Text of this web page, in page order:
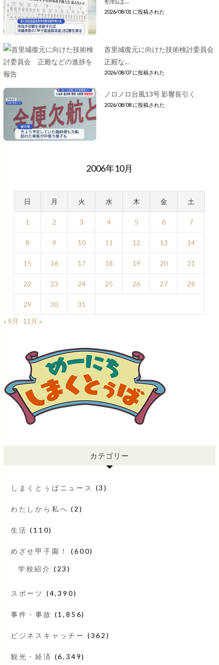
2026/08/01 に投稿された
首里城復元に向けた技術検討委員会
正殿な...
2026/08/07 に投稿された
ノロノロ台風13号 影響長引く
2026/08/08 に投稿された
2006年10月
日 月 火 水 木 金 土
1 2 3 4 5 6 7
8 9 10 11 12 13 14
15 16 17 18 19 20 21
22 23 24 25 26 27 28
29 30
31
« 9月
11月 »
カテゴリー
しまくとぅばニュース (3)
わたしから私へ (2)
生活 (110)
めざせ甲子園！ (600)
学校紹介 (23)
スポーツ (4,390)
事件・事故 (1,856)
ビジネスキャッチー (362)
観光・経済 (6,349)